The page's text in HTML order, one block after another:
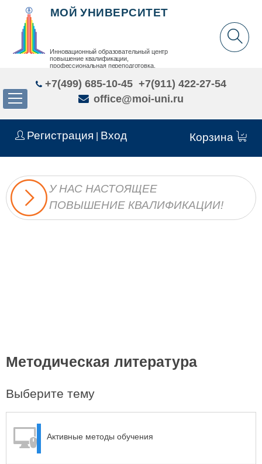
Регистрация Вход Корзина
МОЙ УНИВЕРСИТЕТ
Инновационный образовательный центр
повышение квалификации,
профессиональная переподготовка,
+7(499) 685-10-45 +7(911) 422-27-54
office@moi-uni.ru
У НАС НАСТОЯЩЕЕ
ПОВЫШЕНИЕ КВАЛИФИКАЦИИ!
Методическая литература
Выберите тему
Активные методы обучения